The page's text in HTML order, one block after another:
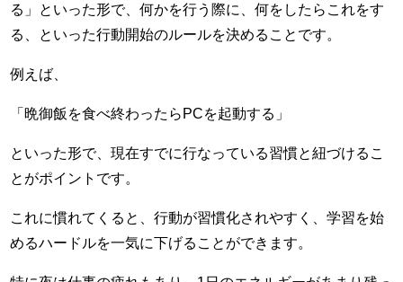
る」といった形で、何かを行う際に、何をしたらこれをす
る、といった行動開始のルールを決めることです。
例えば、
「晩御飯を食べ終わったらPCを起動する」
といった形で、現在すでに行なっている習慣と紐づけるこ
とがポイントです。
これに慣れてくると、行動が習慣化されやすく、学習を始
めるハードルを一気に下げることができます。